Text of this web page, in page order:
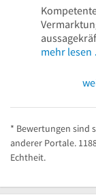
mehr
* Bewertungen sind
anderer Portale.
Echtheit.